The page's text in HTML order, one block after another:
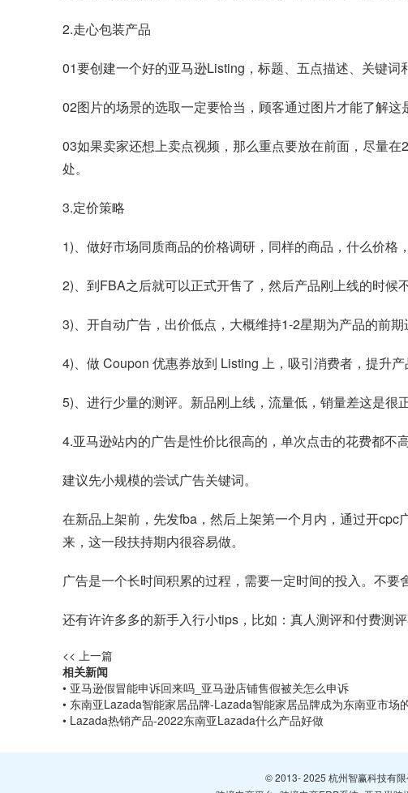
2.走心包装产品
01要创建一个好的亚马逊Listing，标题、五点描述、关键词
02图片的场景的选取一定要恰当，顾客通过图片才能了解
03如果卖家还想上卖点视频，那么重点要放在前面，尽量
处。
3.定价策略
1)、做好市场同质商品的价格调研，同样的商品，什么价
2)、到FBA之后就可以正式开售了，然后产品刚上线的时
3)、开自动广告，出价低点，大概维持1-2星期为产品的前期
4)、做 Coupon 优惠券放到 Listing 上，吸引消费者，提升产
5)、进行少量的测评。新品刚上线，流量低，销量差这是很
4.亚马逊站内的广告是性价比很高的，单次点击的花费都不高
建议先小规模的尝试广告关键词。
在新品上架前，先发fba，然后上架第一个月内，通过开
来，这一段扶持期内很容易做。
广告是一个长时间积累的过程，需要一定时间的投入。不要
还有许许多多的新手入行小tips，比如：真人测评和付费测
<< 上一篇
相关新闻
• 亚马逊假冒能申诉回来吗_亚马逊店铺售假被关怎么申诉
• 东南亚Lazada智能家居品牌-Lazada智能家居品牌成为东南亚市场
• Lazada热销产品-2022东南亚Lazada什么产品好做
© 2013- 2025 杭州智赢科技有